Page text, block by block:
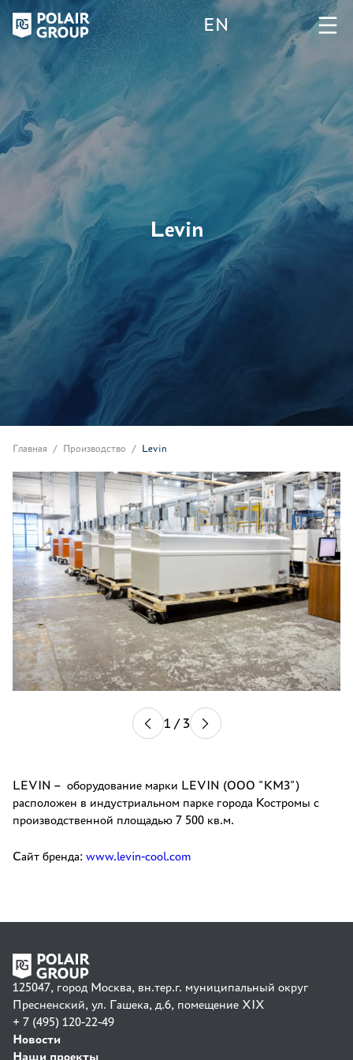
EN
Levin
Главная Производство Levin
1 / 3
LEVIN – оборудование марки LEVIN (ООО "КМЗ")
расположен в индустриальном парке города Костромы с
производственной площадью 7 500 кв.м.
Сайт бренда: www.levin-cool.com
125047, город Москва, вн.тер.г. муниципальный округ
Пресненский, ул. Гашека, д.6, помещение XIX
+ 7 (495) 120-22-49
Новости
Наши проекты